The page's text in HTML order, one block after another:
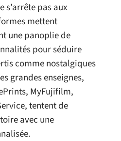
s’arrête pas aux
mettent
une panoplie de
pour séduire
comme nostalgiques
grandes enseignes,
MyFujifilm,
tentent de
avec une